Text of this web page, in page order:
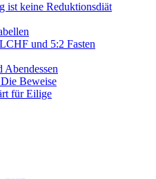
ist keine Reduktionsdiät
und 5:2 Fasten
Abendessen
Beweise
für Eilige